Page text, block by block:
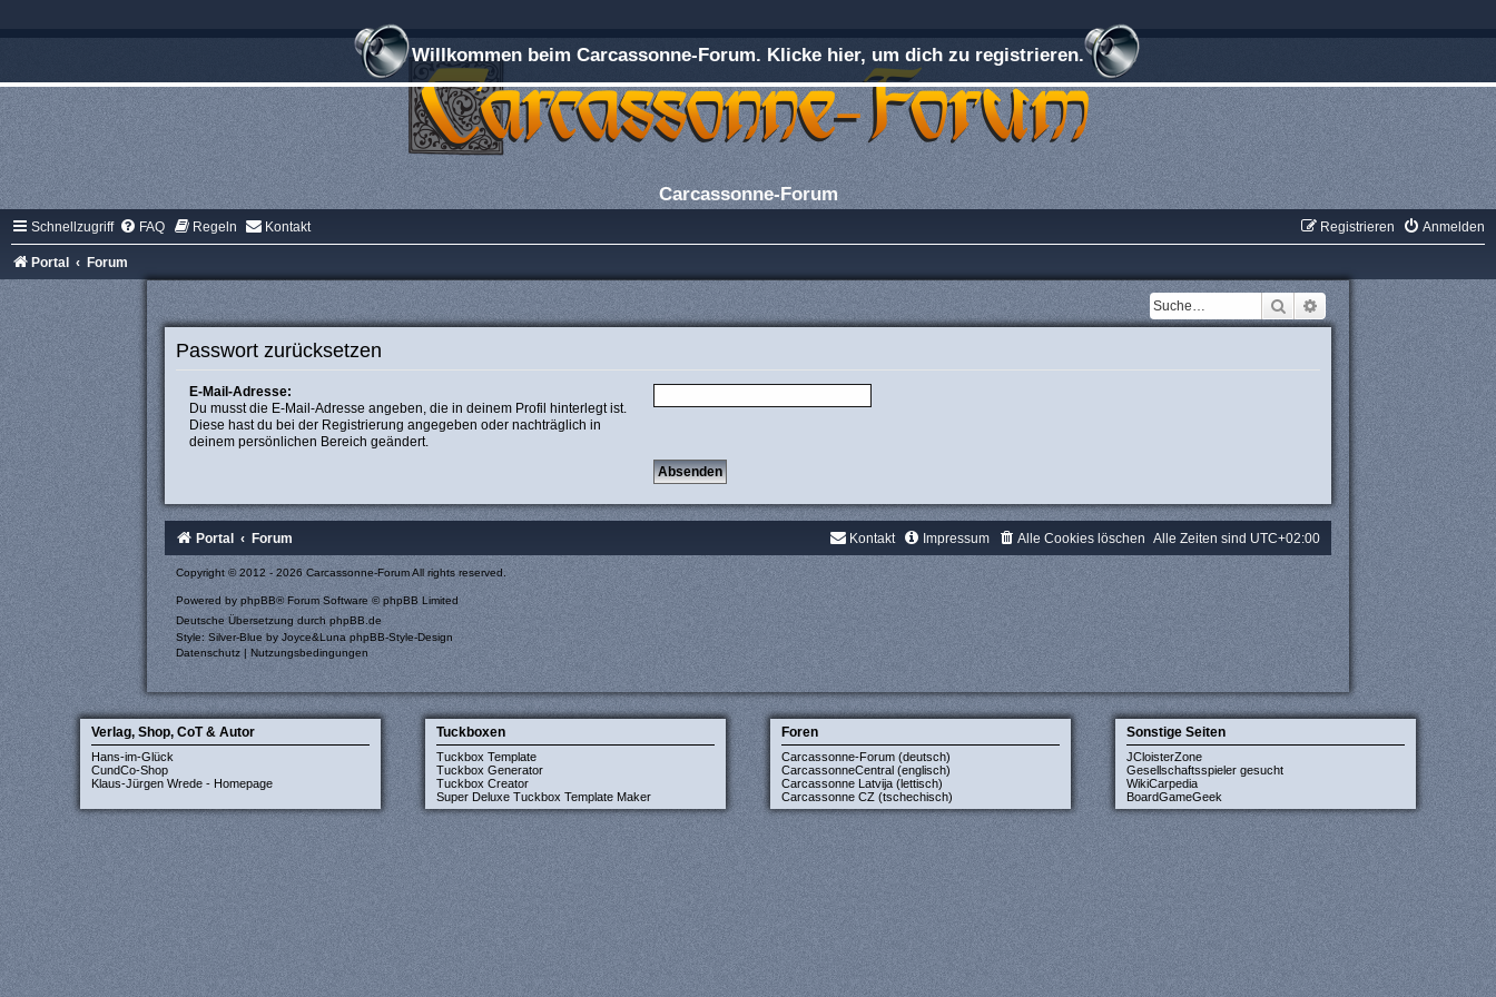
Willkommen beim Carcassonne-Forum. Klicke hier, um dich zu registrieren.
Carcassonne-Forum
Schnellzugriff FAQ Regeln Kontakt Anmelden
Registrieren
Portal Forum
Suche Erweiterte Suche
Passwort zurücksetzen
E-Mail-Adresse:
Du musst die E-Mail-Adresse angeben, die in deinem Profil hinterlegt ist.
Diese hast du bei der Registrierung angegeben oder nachträglich in
deinem persönlichen Bereich geändert.
Portal Forum Alle Zeiten sind UTC+02:00
Alle Cookies löschen
Impressum
Kontakt
Copyright © 2012 - 2026 Carcassonne-Forum All rights reserved.
Powered byphpBB® Forum Software © phpBB Limited
Deutsche Übersetzung durch phpBB.de
Style: Silver-Blue by Joyce&Luna phpBB-Style-Design
Datenschutz
Nutzungsbedingungen
Verlag, Shop, CoT & Autor
Hans-im-Glück
CundCo-Shop
Klaus-Jürgen Wrede - Homepage
Tuckboxen
Tuckbox Template
Tuckbox Generator
Tuckbox Creator
Super Deluxe Tuckbox Template Maker
Foren
Carcassonne-Forum (deutsch)
CarcassonneCentral (englisch)
Carcassonne Latvija (lettisch)
Carcassonne CZ (tschechisch)
Sonstige Seiten
JCloisterZone
Gesellschaftsspieler gesucht
WikiCarpedia
BoardGameGeek